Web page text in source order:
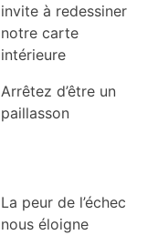
invite à redessiner
notre carte
intérieure
Arrêtez d’être un
paillasson
La peur de l’échec
nous éloigne